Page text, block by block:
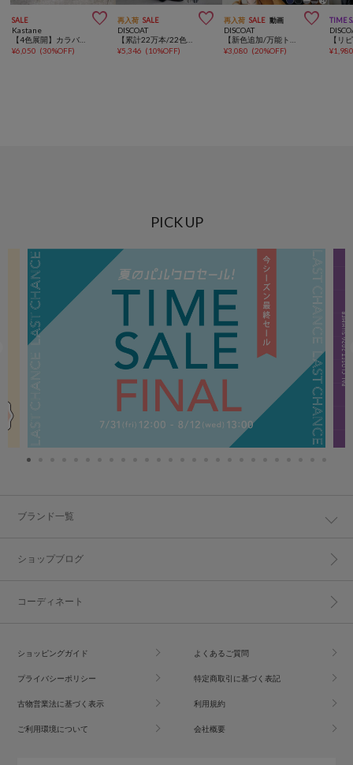
SALE 
Kastane
¥6,050 (30%OFF)
再入荷 SALE 
DISCOAT
¥5,346 (10%OFF)
再入荷 SALE 動画 
DISCOAT
¥3,080 (20%OFF)
TIME
¥
PICK UP
ブランド一覧
ショップブログ
コーディネート
ショッピングガイド よくあるご質問
プライバシーポリシー 特定商取引に基づく表記
古物営業法に基づく表示 利用規約
ご利用環境について 会社概要